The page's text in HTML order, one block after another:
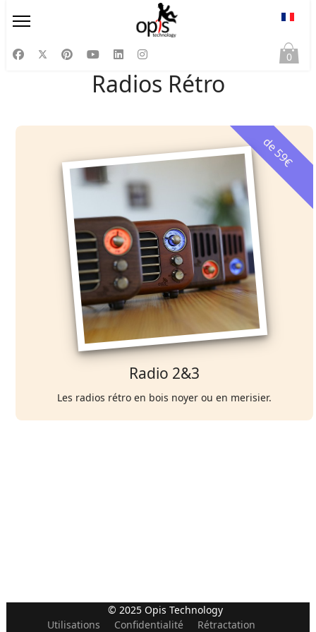
0
Radios Rétro
de 59€
Radio 2&3
Les radios rétro en bois noyer ou en merisier.
© 2025 Opis Technology
Utilisations
Confidentialité Rétractation